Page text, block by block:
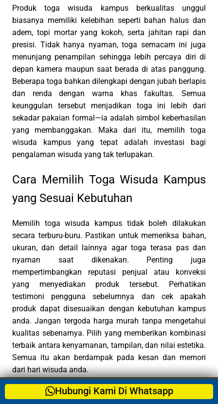
Hubungi Kami Di Whatsapp
Produk toga wisuda kampus berkualitas unggul
biasanya memiliki kelebihan seperti bahan halus dan
adem, topi mortar yang kokoh, serta jahitan rapi dan
presisi. Tidak hanya nyaman, toga semacam ini juga
menunjang penampilan sehingga lebih percaya diri di
depan kamera maupun saat berada di atas panggung.
Beberapa toga bahkan dilengkapi dengan jubah berlapis
dan renda dengan warna khas fakultas. Semua
keunggulan tersebut menjadikan toga ini lebih dari
sekadar pakaian formal—ia adalah simbol keberhasilan
yang membanggakan. Maka dari itu, memilih toga
wisuda kampus yang tepat adalah investasi bagi
pengalaman wisuda yang tak terlupakan.
Cara Memilih Toga Wisuda Kampus
yang Sesuai Kebutuhan
Memilih toga wisuda kampus tidak boleh dilakukan
secara terburu-buru. Pastikan untuk memeriksa bahan,
ukuran, dan detail lainnya agar toga terasa pas dan
nyaman saat dikenakan. Penting juga
mempertimbangkan reputasi penjual atau konveksi
yang menyediakan produk tersebut. Perhatikan
testimoni pengguna sebelumnya dan cek apakah
produk dapat disesuaikan dengan kebutuhan kampus
anda. Jangan tergoda harga murah tanpa mengetahui
kualitas sebenarnya. Pilih yang memberikan kombinasi
terbaik antara kenyamanan, tampilan, dan nilai estetika.
Semua itu akan berdampak pada kesan dan memori
dari hari wisuda anda.
Hubungi Kami Di Whatsapp
Hubungi Kami Di Whatsapp
Hubungi Kami Di Whatsapp
Hubungi Kami Di Whatsapp
Hubungi Kami Di Whatsapp